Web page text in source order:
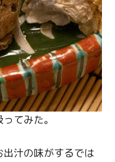
てみた。
汁の味がするでは